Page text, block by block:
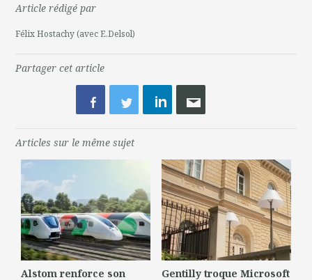
Article rédigé par
Félix Hostachy (avec E.Delsol)
Partager cet article
Articles sur le même sujet
Alstom renforce son
Gentilly troque Microsoft